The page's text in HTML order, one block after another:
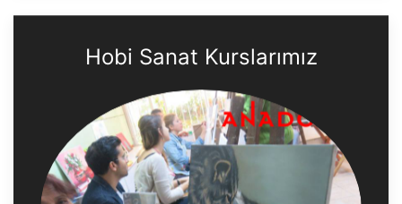
Hobi Sanat Kurslarımız